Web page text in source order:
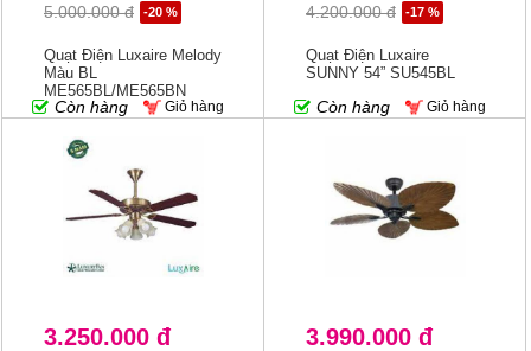
5.000.000 đ -20 %
Quạt Điện Luxaire Melody
Màu BL
ME565BL/ME565BN
Còn hàng Giỏ hàng
4.200.000 đ -17 %
Quạt Điện Luxaire
SUNNY 54” SU545BL
Còn hàng Giỏ hàng
3.250.000 đ 3.990.000 đ